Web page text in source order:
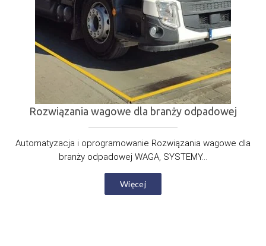
Rozwiązania wagowe dla branży odpadowej
Automatyzacja i oprogramowanie Rozwiązania wagowe dla
branży odpadowej WAGA, SYSTEMY...
Więcej